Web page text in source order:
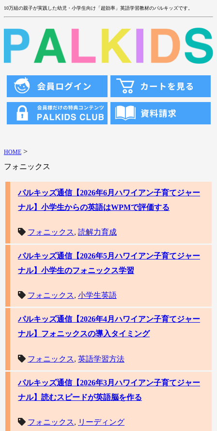
10万組の親子が実践した幼児・小学生向け「超効率」英語学習教材のパルキッズです。
HOME >
フォニックス
パルキッズ通信【2026年6月ハワイアン子育てジャー
ナル】小学生からの英語はWPMで評価する
フォニックス, 読解力育成
パルキッズ通信【2026年5月ハワイアン子育てジャー
ナル】小学生のフォニックス学習
フォニックス, 小学生英語
パルキッズ通信【2026年4月ハワイアン子育てジャー
ナル】フォニックスの導入タイミング
フォニックス, 英語学習方法
パルキッズ通信【2026年3月ハワイアン子育てジャー
ナル】読むスピードが英語脳を作る
フォニックス, リーディング